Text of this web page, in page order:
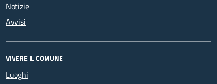
Notizie
Avvisi
VIVERE IL COMUNE
Luoghi